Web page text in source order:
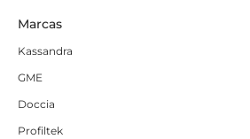
Marcas
Kassandra
GME
Doccia
Profiltek